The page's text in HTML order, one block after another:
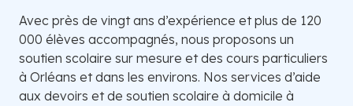
Avec près de vingt ans d’expérience et plus de 120
000 élèves accompagnés, nous proposons un
soutien scolaire sur mesure et des cours particuliers
à Orléans et dans les environs. Nos services d’aide
aux devoirs et de soutien scolaire à domicile à